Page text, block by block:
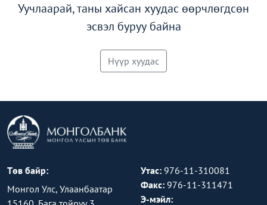
Уучлаарай, таны хайсан хуудас өөрчлөгдсөн
эсвэл буруу байна
Нүүр хуудас
Төв байр:
Монгол Улс, Улаанбаатар
Утас: 976-11-310081
Факс: 976-11-311471
Э-мэйл: